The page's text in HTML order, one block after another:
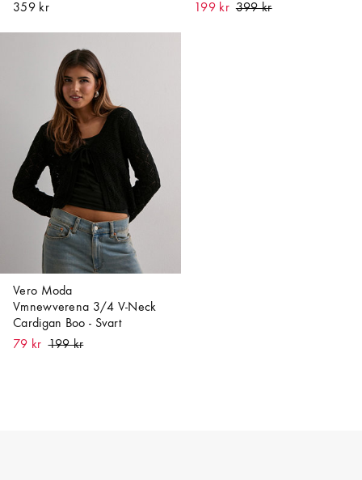
359 kr
199 kr
Vero Moda
Vmnewverena 3/4 V-Neck
Cardigan Boo - Svart
79 kr